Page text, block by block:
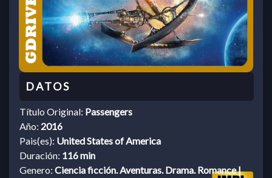
Título Original: Passengers
Año: 2016
Pais(es): United States of America
Duración: 116 min
Genero: Ciencia ficción. Aventuras. Drama. Romance |